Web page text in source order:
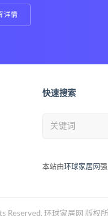
详情
快速搜索
本站由环球家居网
Reserved. 环球家居网 版权